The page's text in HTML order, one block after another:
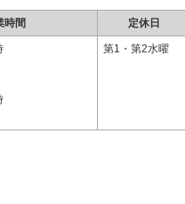
時間 定休日
第1・第2水曜